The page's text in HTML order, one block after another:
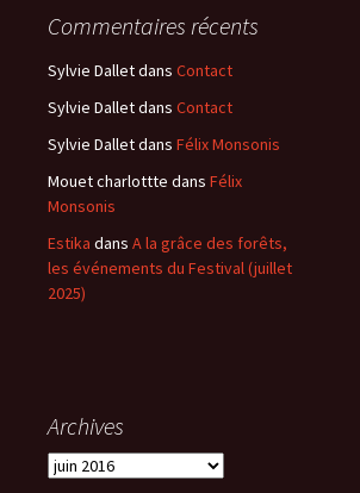
Commentaires récents
Sylvie Dalletdans Contact
Sylvie Dalletdans Contact
Sylvie Dalletdans Félix Monsonis
Mouet charlottte dans Félix
Monsonis
Estika dans A la grâce des forêts,
les événements du Festival (juillet
2025)
Archives
Archives